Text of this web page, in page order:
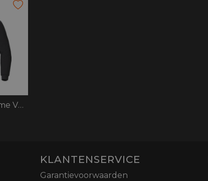
Alpinestars Chrome V2 Sport Hoodie
KLANTENSERVICE
Garantievoorwaarden